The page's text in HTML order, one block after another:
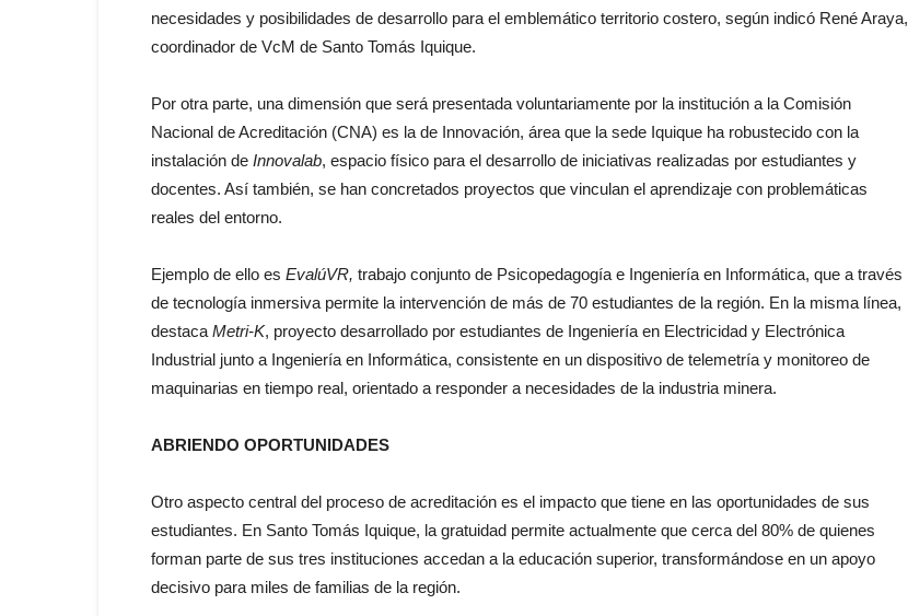
necesidades y posibilidades de desarrollo para el emblemático territorio costero, según indicó René Araya,
coordinador de VcM de Santo Tomás Iquique.
Por otra parte, una dimensión que será presentada voluntariamente por la institución a la Comisión
Nacional de Acreditación (CNA) es la de Innovación, área que la sede Iquique ha robustecido con la
instalación de Innovalab, espacio físico para el desarrollo de iniciativas realizadas por estudiantes y
docentes. Así también, se han concretados proyectos que vinculan el aprendizaje con problemáticas
reales del entorno.
Ejemplo de ello es EvalúVR, trabajo conjunto de Psicopedagogía e Ingeniería en Informática, que a través
de tecnología inmersiva permite la intervención de más de 70 estudiantes de la región. En la misma línea,
destaca Metri-K, proyecto desarrollado por estudiantes de Ingeniería en Electricidad y Electrónica
Industrial junto a Ingeniería en Informática, consistente en un dispositivo de telemetría y monitoreo de
maquinarias en tiempo real, orientado a responder a necesidades de la industria minera.
ABRIENDO OPORTUNIDADES
Otro aspecto central del proceso de acreditación es el impacto que tiene en las oportunidades de sus
estudiantes. En Santo Tomás Iquique, la gratuidad permite actualmente que cerca del 80% de quienes
forman parte de sus tres instituciones accedan a la educación superior, transformándose en un apoyo
decisivo para miles de familias de la región.